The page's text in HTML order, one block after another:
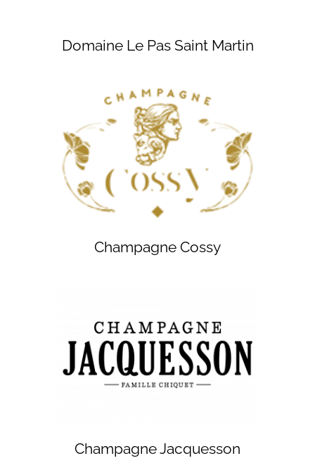
Domaine Le Pas Saint Martin
Champagne Cossy
Champagne Jacquesson